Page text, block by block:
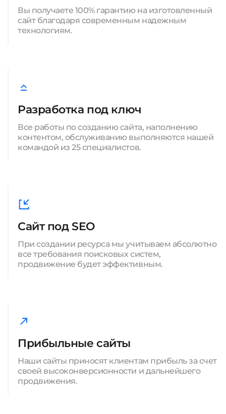
Вы получаете 100% гарантию на изготовленный
сайт благодаря современным надежным
технологиям.
Разработка под ключ
Все работы по созданию сайта, наполнению
контентом, обслуживанию выполняются нашей
командой из 25 специалистов.
Сайт под SEO
При создании ресурса мы учитываем абсолютно
все требования поисковых систем,
продвижение будет эффективным.
Прибыльные сайты
Наши сайты приносят клиентам прибыль за счет
своей высоконверсионности и дальнейшего
продвижения.